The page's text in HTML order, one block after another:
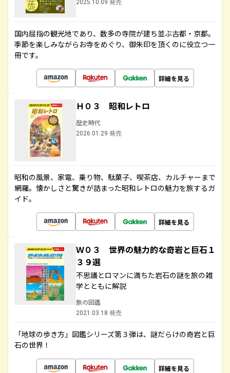
2025.10.09 発売
国内屈指の観光地であり、数多の寺院が建ち並ぶ古都・京都。
季節を楽しみながらお寺をめぐり、御朱印を頂くのに役立つ一
冊です。
詳細を見る
Ｈ０３ 昭和レトロ
歴史時代
2026.01.29 発売
昭和の風景、家電、乗り物、駄菓子、喫茶店、カルチャーまで
網羅。懐かしさと驚きが詰まった昭和レトロの魅力を旅するガ
イド。
詳細を見る
Ｗ０３ 世界の魅力的な奇岩と巨石１
３９選
不思議とロマンに満ちた岩石の謎を旅の雑
学とともに解説
旅の図鑑
2021.03.18 発売
「地球の歩き方」図鑑シリーズ第３弾は、謎だらけの奇岩と巨
石の世界！
詳細を見る